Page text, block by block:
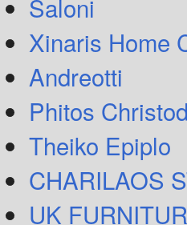
Saloni
Xinaris Home
Andreotti
Phitos
Theiko Epiplo
CHARILAOS
UK